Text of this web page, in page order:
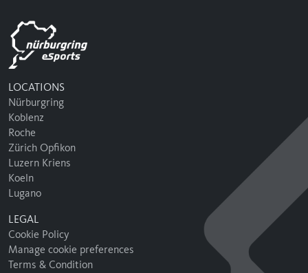
LOCATIONS
Nürburgring
Koblenz
Roche
Zürich Opfikon
Luzern Kriens
Koeln
Lugano
LEGAL
Cookie Policy
Manage cookie preferences
Terms & Condition